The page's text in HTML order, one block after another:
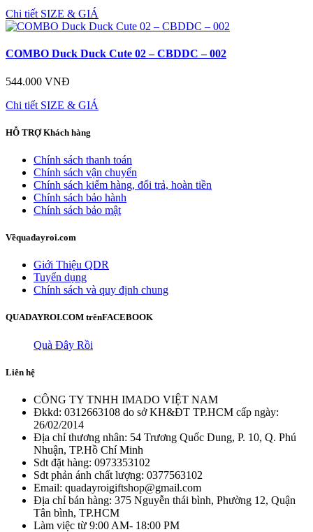
Chi tiết SIZE & GIÁ
COMBO Duck Duck Cute 02 – CBDDC – 002
544.000 VNĐ
Chi tiết SIZE & GIÁ
HỖ TRỢKhách hàng
Chính sách thanh toán
Chính sách vận chuyển
Chính sách kiểm hàng, đổi trả, hoàn tiền
Chính sách bảo hành
Chính sách bảo mật
Vềquadayroi.com
Giới Thiệu QDR
Tuyển dụng
Chính sách và quy định chung
QUADAYROI.COM trênFACEBOOK
Quà Đây Rồi
Liên hệ
CÔNG TY TNHH IMADO VIỆT NAM
Đkkd: 0312663108 do sở KH&ĐT TP.HCM cấp ngày:
26/02/2014
Địa chỉ thương nhân: 54 Trương Quốc Dung, P. 10, Q. Phú
Nhuận, TP.Hồ Chí Minh
Sdt đặt hàng: 0973353102
Sdt phản ánh chất lượng: 0377563102
Email: quadayroigiftshop@gmail.com
Địa chỉ bán hàng: 375 Nguyễn thái bình, Phường 12, Quận
Tân bình, TP.HCM
Làm việc từ 9:00 AM- 18:00 PM